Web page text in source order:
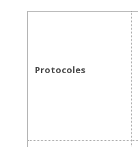
Protocoles